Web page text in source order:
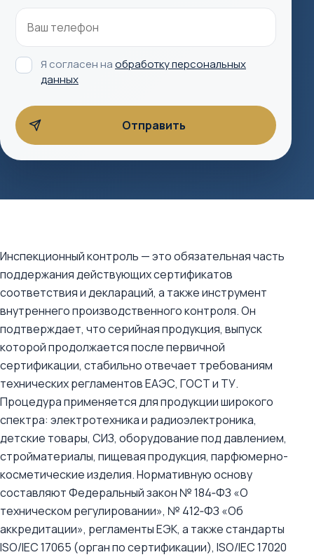
Я согласен наобработку персональных
данных
Инспекционный контроль — это обязательная часть
поддержания действующих сертификатов
соответствия и деклараций, а также инструмент
внутреннего производственного контроля. Он
подтверждает, что серийная продукция, выпуск
которой продолжается после первичной
сертификации, стабильно отвечает требованиям
технических регламентов ЕАЭС, ГОСТ и ТУ.
Процедура применяется для продукции широкого
спектра: электротехника и радиоэлектроника,
детские товары, СИЗ, оборудование под давлением,
стройматериалы, пищевая продукция, парфюмерно-
косметические изделия. Нормативную основу
составляют Федеральный закон № 184‑ФЗ «О
техническом регулировании», № 412‑ФЗ «Об
аккредитации», регламенты ЕЭК, а также стандарты
ISO/IEC 17065 (орган по сертификации), ISO/IEC 17020